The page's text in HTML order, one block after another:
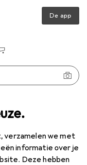
verzamelen we met
informatie over je
Deze hebben
De app
Varta Accu Power opladen